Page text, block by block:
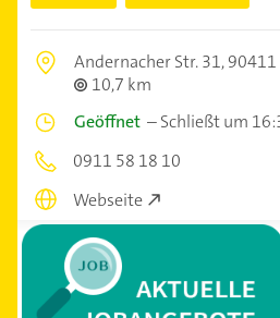
Andernacher Str. 31,
10,7 km
Geöffnet –Schließt um
0911 58 18 10
Webseite